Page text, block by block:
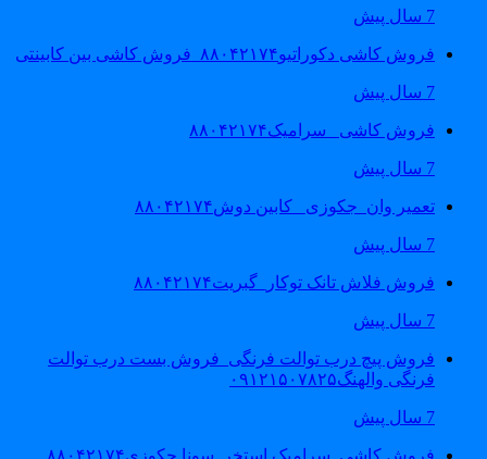
فروش کاشی دکوراتیو۸۸۰۴۲۱۷۴_فروش کاشی بین کابینتی
فروش کاشی _سرامیک۸۸۰۴۲۱۷۴
تعمیر وان_جکوزی_ کابین دوش۸۸۰۴۲۱۷۴
فروش فلاش تانک توکار_گبریت۸۸۰۴۲۱۷۴
فروش پیچ درب توالت فرنگی_فروش بست درب توالت
فرنگی والهنگ۰۹۱۲۱۵۰۷۸۲۵
فروش کاشی_سرامیک استخر ,سونا,جکوزی۸۸۰۴۲۱۷۴